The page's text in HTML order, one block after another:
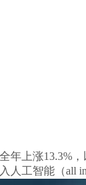
上涨13.3%，
工智能（